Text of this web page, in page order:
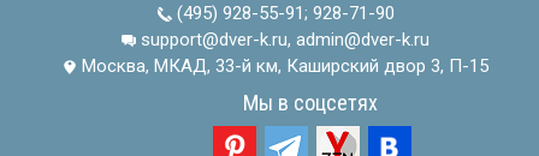
(495) 928-55-91; 928-71-90
support@dver-k.ru, admin@dver-k.ru
Москва, МКАД, 33-й км, Каширский двор 3, П-15
Мы в соцсетях